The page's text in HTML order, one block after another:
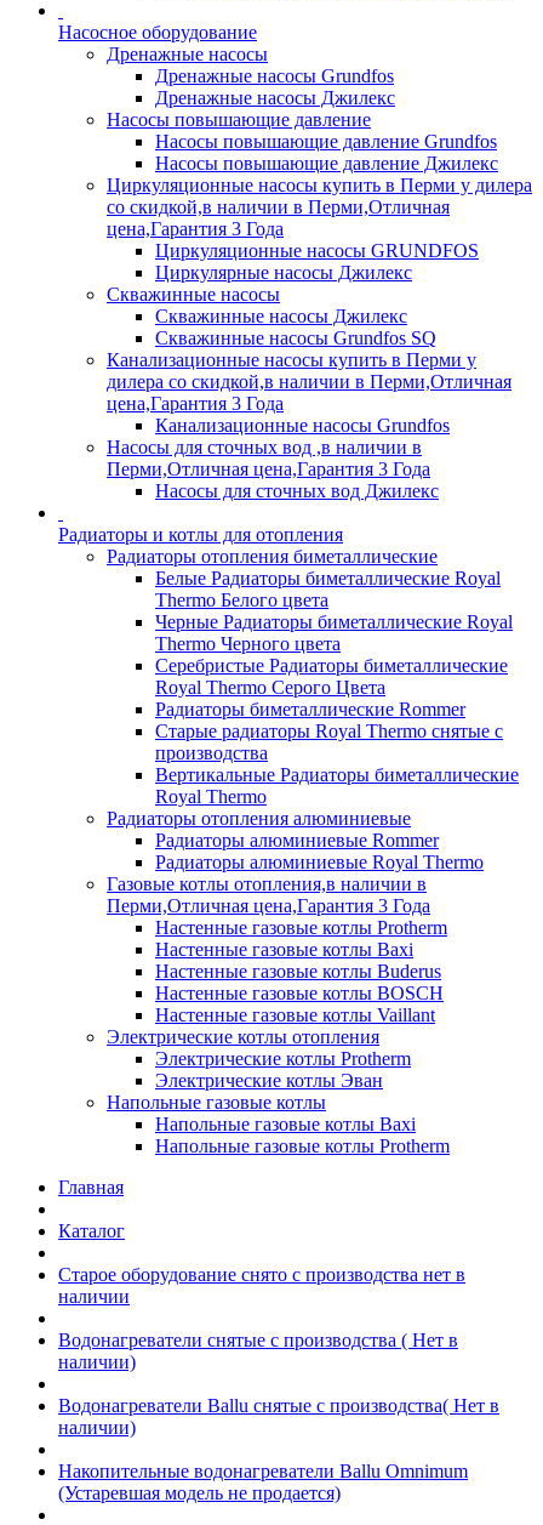
Насосное оборудование
Дренажные насосы
Дренажные насосы Grundfos
Дренажные насосы Джилекс
Насосы повышающие давление
Насосы повышающие давление Grundfos
Насосы повышающие давление Джилекс
Циркуляционные насосы купить в Перми у дилера
со скидкой,в наличии в Перми,Отличная
цена,Гарантия 3 Года
Циркуляционные насосы GRUNDFOS
Циркулярные насосы Джилекс
Скважинные насосы
Скважинные насосы Джилекс
Скважинные насосы Grundfos SQ
Канализационные насосы купить в Перми у
дилера со скидкой,в наличии в Перми,Отличная
цена,Гарантия 3 Года
Канализационные насосы Grundfos
Насосы для сточных вод ,в наличии в
Перми,Отличная цена,Гарантия 3 Года
Насосы для сточных вод Джилекс
Радиаторы и котлы для отопления
Радиаторы отопления биметаллические
Белые Радиаторы биметаллические Royal
Thermo Белого цвета
Черные Радиаторы биметаллические Royal
Thermo Черного цвета
Серебристые Радиаторы биметаллические
Royal Thermo Серого Цвета
Радиаторы биметаллические Rommer
Старые радиаторы Royal Thermo снятые с
производства
Вертикальные Радиаторы биметаллические
Royal Thermo
Радиаторы отопления алюминиевые
Радиаторы алюминиевые Rommer
Радиаторы алюминиевые Royal Thermo
Газовые котлы отопления,в наличии в
Перми,Отличная цена,Гарантия 3 Года
Настенные газовые котлы Protherm
Настенные газовые котлы Baxi
Настенные газовые котлы Buderus
Настенные газовые котлы BOSCH
Настенные газовые котлы Vaillant
Электрические котлы отопления
Электрические котлы Protherm
Электрические котлы Эван
Напольные газовые котлы
Напольные газовые котлы Baxi
Напольные газовые котлы Protherm
Главная
Каталог
Старое оборудование снято с производства нет в
наличии
Водонагреватели снятые с производства ( Нет в
наличии)
Водонагреватели Ballu снятые с производства( Нет в
наличии)
Накопительные водонагреватели Ballu Omnimum
(Устаревшая модель не продается)